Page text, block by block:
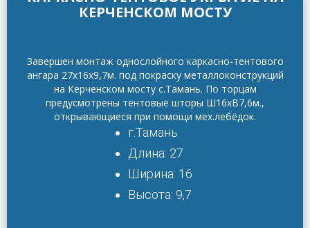
КЕРЧЕНСКОМ МОСТУ
Завершен монтаж однослойного каркасно-тентового
ангара 27х16х9,7м. под покраску металлоконструкций
на Керченском мосту с.Тамань. По торцам
предусмотрены тентовые шторы Ш16хВ7,6м.,
открывающиеся при помощи мех.лебёдок.
г.Тамань
Длина: 27
Ширина: 16
Высота: 9,7